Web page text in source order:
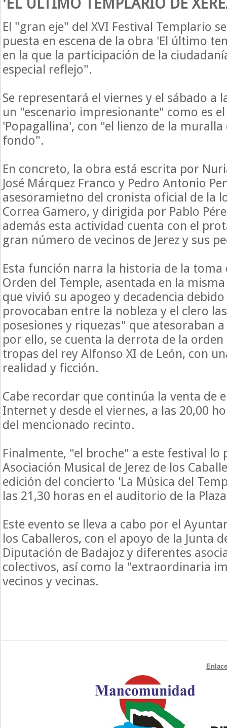
El "gran eje" del XVI Festival Templario
puesta en escena de la obra 'El último
en la que la participación de la
especial reflejo".
Se representará el viernes y el sábado a
un "escenario impresionante" como es
'Popagallina', con "el lienzo de la
fondo".
En concreto, la obra está escrita por
José Márquez Franco y Pedro Antonio
asesoramietno del cronista oficial de la
Correa Gamero, y dirigida por Pablo
además esta actividad cuenta con el
gran número de vecinos de Jerez y sus
Esta función narra la historia de la toma
Orden del Temple, asentada en la
que vivió su apogeo y decadencia
provocaban entre la nobleza y el clero
posesiones y riquezas" que atesoraban
por ello, se cuenta la derrota de la
tropas del rey Alfonso XI de León, con
realidad y ficción.
Cabe recordar que continúa la venta de
Internet y desde el viernes, a las 20,00
del mencionado recinto.
Finalmente, "el broche" a este festival lo
Asociación Musical de Jerez de los
edición del concierto 'La Música del
las 21,30 horas en el auditorio de la
Este evento se lleva a cabo por el
los Caballeros, con el apoyo de la Junta
Diputación de Badajoz y diferentes
colectivos, así como la "extraordinaria
vecinos y vecinas.